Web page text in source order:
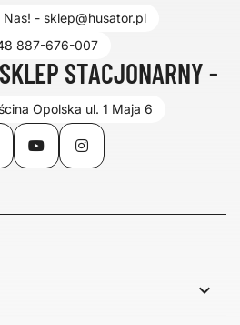
- sklep@husator.pl
887-676-007
STACJONARNY -
Opolska ul. 1 Maja 6
FacebookYouTubeInstagram
